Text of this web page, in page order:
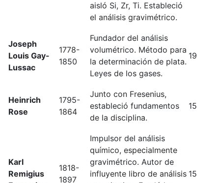
aisló Si, Zr, Ti. Estableció
el análisis gravimétrico.
Joseph
Louis Gay-
Lussac
1778-
1850
Fundador del análisis
volumétrico. Método para
la determinación de plata.
Leyes de los gases.
19
Heinrich
Rose
1795-
1864
Junto con Fresenius,
estableció fundamentos
de la disciplina.
15
Karl
Remigius
1818-
1897
Impulsor del análisis
químico, especialmente
gravimétrico. Autor de
influyente libro de análisis 15